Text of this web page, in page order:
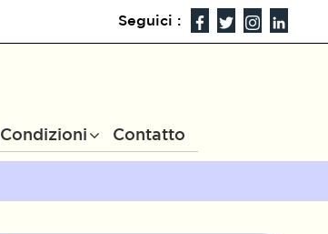
Seguici :
Condizioni Contatto